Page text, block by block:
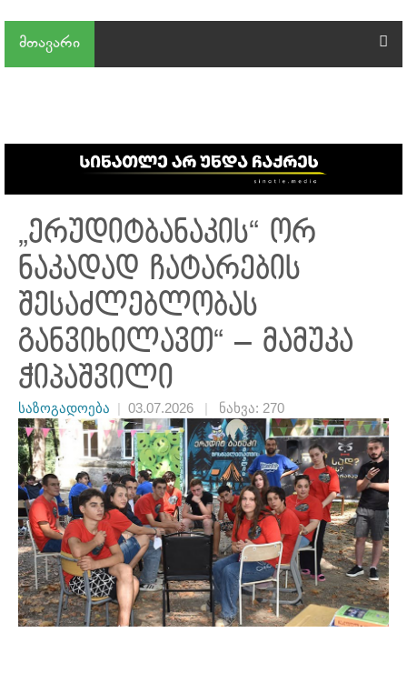
მთავარი
„ერუდიტბანაკის“ ორ
ნაკადად ჩატარების
შესაძლებლობას
განვიხილავთ“ – მამუკა
ჭიპაშვილი
საზოგადოება 03.07.2026 ნახვა: 270